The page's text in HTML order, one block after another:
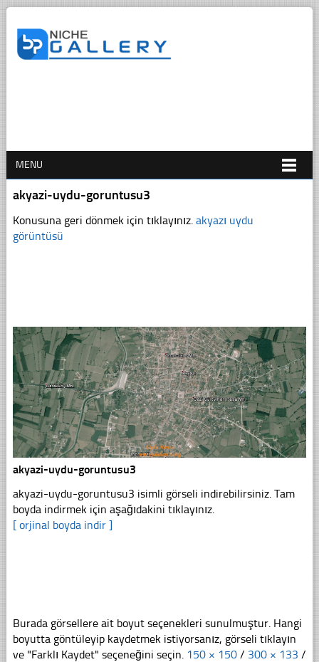
MENU
akyazi-uydu-goruntusu3
Konusuna geri dönmek için tıklayınız. akyazı uydu
görüntüsü
akyazi-uydu-goruntusu3
akyazi-uydu-goruntusu3 isimli görseli indirebilirsiniz. Tam
boyda indirmek için aşağıdakini tıklayınız.
[ orjinal boyda indir ]
Burada görsellere ait boyut seçenekleri sunulmuştur. Hangi
boyutta göntüleyip kaydetmek istiyorsanız, görseli tıklayın
ve "Farklı Kaydet" seçeneğini seçin. 150 × 150 / 300 × 133 /